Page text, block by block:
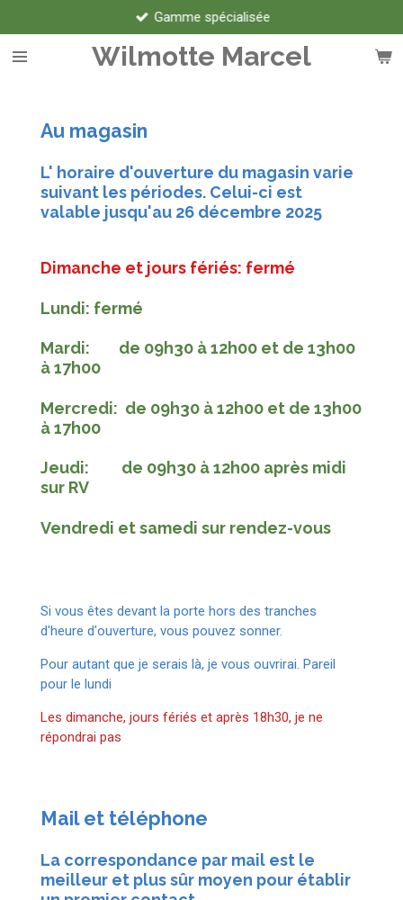
au
contenu
Wilmotte Marcel
Gamme spécialisée
Au magasin
L' horaire d'ouverture du magasin varie
suivant les périodes. Celui-ci est
valable jusqu'au 26 décembre 2025
Dimanche et jours fériés: fermé
Lundi: fermé
Mardi: de 09h30 à 12h00 et de 13h00
à 17h00
Mercredi: de 09h30 à 12h00 et de 13h00
à 17h00
Jeudi: de 09h30 à 12h00 après midi
sur RV
Vendredi et samedi sur rendez-vous
Si vous êtes devant la porte hors des tranches
d'heure d'ouverture, vous pouvez sonner.
Pour autant que je serais là, je vous ouvrirai. Pareil
pour le lundi
Les dimanche, jours fériés et après 18h30, je ne
répondrai pas
Mail et téléphone
La correspondance par mail est le
meilleur et plus sûr moyen pour établir